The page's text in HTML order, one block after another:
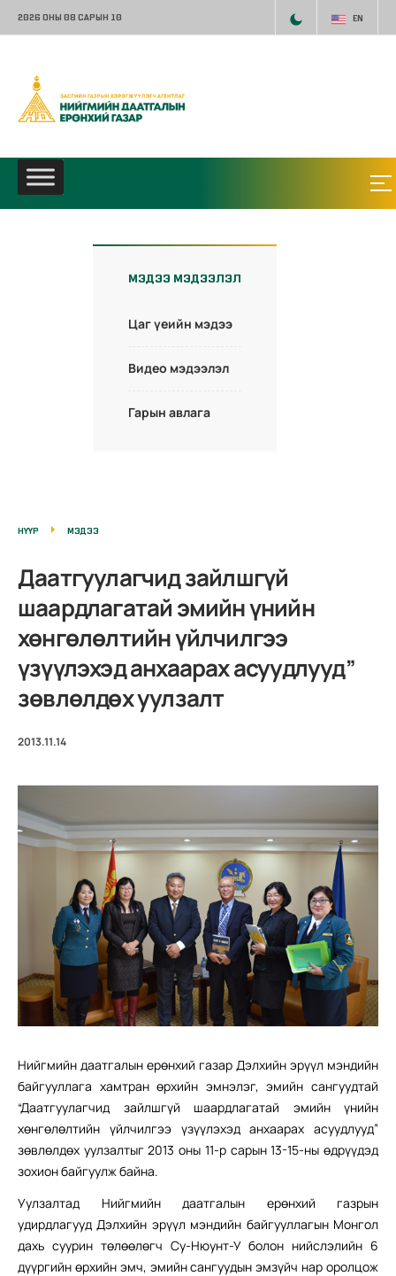
2026 ОНЫ 08 САРЫН 10 EN
МЭДЭЭ МЭДЭЭЛЭЛ
Цаг үеийн мэдээ
Видео мэдээлэл
Гарын авлага
НҮҮР МЭДЭЭ
Даатгуулагчид зайлшгүй
шаардлагатай эмийн үнийн
хөнгөлөлтийн үйлчилгээ
үзүүлэхэд анхаарах асуудлууд”
зөвлөлдөх уулзалт
2013.11.14
Нийгмийн даатгалын ерөнхий газар Дэлхийн эрүүл мэндийн
байгууллага хамтран өрхийн эмнэлэг, эмийн сангуудтай
“Даатгуулагчид зайлшгүй шаардлагатай эмийн үнийн
хөнгөлөлтийн үйлчилгээ үзүүлэхэд анхаарах асуудлууд”
зөвлөлдөх уулзалтыг 2013 оны 11-р сарын 13-15-ны өдрүүдэд
зохион байгуулж байна.
Уулзалтад Нийгмийн даатгалын ерөнхий газрын
удирдлагууд Дэлхийн эрүүл мэндийн байгууллагын Монгол
дахь суурин төлөөлөгч Су-Нюунт-У болон нийслэлийн 6
дүүргийн өрхийн эмч, эмийн сангуудын эмзүйч нар оролцож